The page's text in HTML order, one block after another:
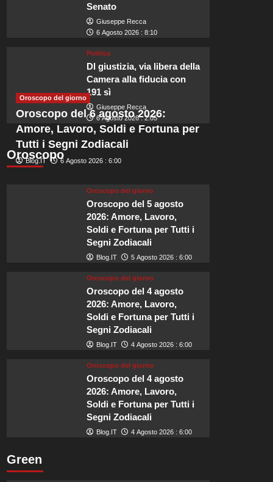
La meravigliosa città
sarà tra i luoghi più felici
6 Agosto 2026 : 23:55
Naviga tra i maestosi alberi delle barche nel porto e passeggia tra le
mura della città. Qui potrai...
Leggi tuttoLeggi
di
più
su
Senato
Giuseppe Recca
6 Agosto 2026 : 8:10
Politica
Dl giustizia, via libera della
Camera alla fiducia con
191 sì
Giuseppe Recca
6 Agosto 2026 : 2:05
Oroscopo
Oroscopo del giorno
Oroscopo del 6 agosto 2026:
Amore, Lavoro, Soldi e Fortuna per
Tutti i Segni Zodiacali
Blog.IT 6 Agosto 2026 : 6:00
Oroscopo del giorno
Oroscopo del 5 agosto
2026: Amore, Lavoro,
Soldi e Fortuna per Tutti i
Segni Zodiacali
Blog.IT 5 Agosto 2026 : 6:00
Oroscopo del giorno
Oroscopo del 4 agosto
2026: Amore, Lavoro,
Soldi e Fortuna per Tutti i
Segni Zodiacali
Blog.IT 4 Agosto 2026 : 6:00
Oroscopo del giorno
Oroscopo del 4 agosto
2026: Amore, Lavoro,
Soldi e Fortuna per Tutti i
Segni Zodiacali
Blog.IT 4 Agosto 2026 : 6:00
Green